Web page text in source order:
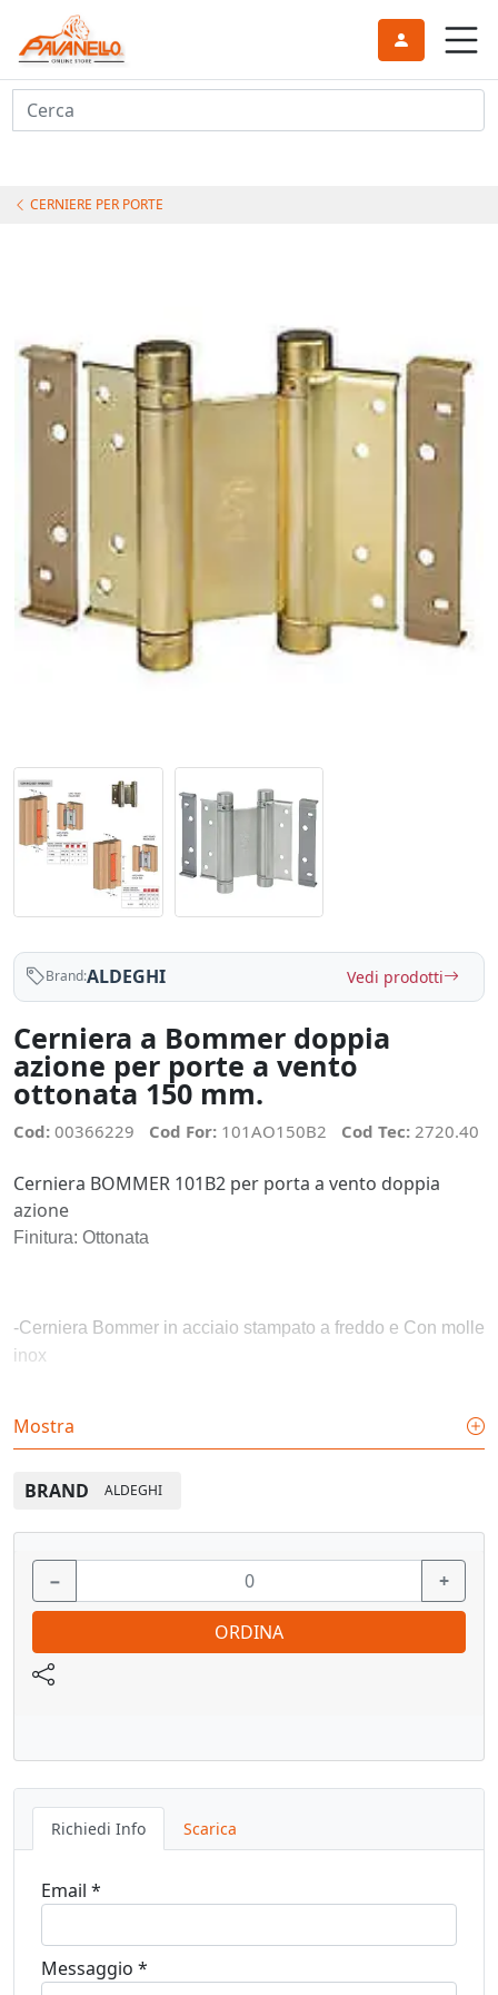
Cerca
CERNIERE PER PORTE
Brand:ALDEGHI Vedi prodotti
Cerniera a Bommer doppia
azione per porte a vento
ottonata 150 mm.
Cod: 00366229 Cod For: 101AO150B2 Cod Tec: 2720.40
Cerniera BOMMER 101B2 per porta a vento doppia
azione
Finitura: Ottonata
-Cerniera Bommer in acciaio stampato a freddo e Con molle
inox
-Cerniera con rotazione su boccole in polimero tecnico
fornendo un funzionamento regolare e silenzioso.
-Grazie alla elasticità del polimero e alla speciale forma dei
distanziali viene assicurata una funzione di
ammortizzazione durante i movimenti che precedono
l’arresto della porta
Vedi pagina catalogo
Mostra
BRAND ALDEGHI
− +
ORDINA
Richiedi Info Scarica
Email *
Messaggio *